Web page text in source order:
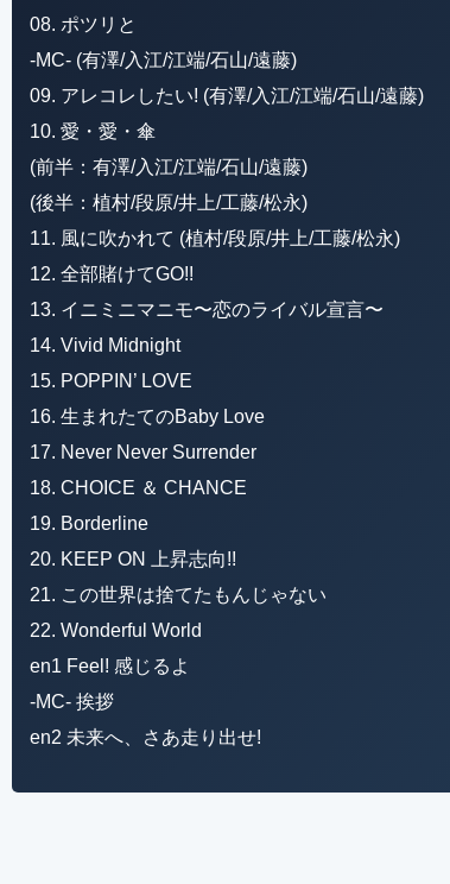
08. ポツリと
-MC- (有澤/入江/江端/石山/遠藤)
09. アレコレしたい! (有澤/入江/江端/石山/遠藤)
10. 愛・愛・傘
(前半：有澤/入江/江端/石山/遠藤)
(後半：植村/段原/井上/工藤/松永)
11. 風に吹かれて (植村/段原/井上/工藤/松永)
12. 全部賭けてGO!!
13. イニミニマニモ〜恋のライバル宣言〜
14. Vivid Midnight
15. POPPIN’ LOVE
16. 生まれたてのBaby Love
17. Never Never Surrender
18. CHOICE ＆ CHANCE
19. Borderline
20. KEEP ON 上昇志向!!
21. この世界は捨てたもんじゃない
22. Wonderful World
en1 Feel! 感じるよ
-MC- 挨拶
en2 未来へ、さあ走り出せ!